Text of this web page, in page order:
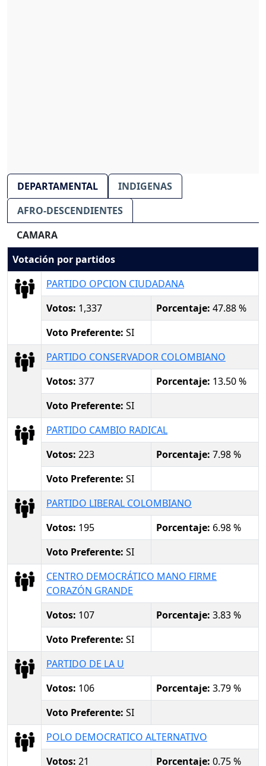
DEPARTAMENTAL
INDIGENAS
AFRO-DESCENDIENTES
CAMARA
Votación por partidos
PARTIDO OPCION CIUDADANA
Votos: 1,337 Porcentaje: 47.88 %
Voto Preferente: SI
PARTIDO CONSERVADOR COLOMBIANO
Votos: 377 Porcentaje: 13.50 %
Voto Preferente: SI
PARTIDO CAMBIO RADICAL
Votos: 223 Porcentaje: 7.98 %
Voto Preferente: SI
PARTIDO LIBERAL COLOMBIANO
Votos: 195 Porcentaje: 6.98 %
Voto Preferente: SI
CENTRO DEMOCRÁTICO MANO FIRME
CORAZÓN GRANDE
Votos: 107 Porcentaje: 3.83 %
Voto Preferente: SI
PARTIDO DE LA U
Votos: 106 Porcentaje: 3.79 %
Voto Preferente: SI
POLO DEMOCRATICO ALTERNATIVO
Votos: 21 Porcentaje: 0.75 %